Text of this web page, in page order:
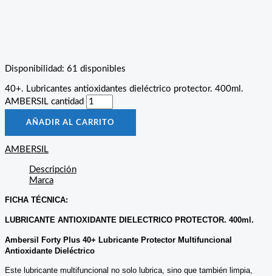
Disponibilidad: 61 disponibles
40+. Lubricantes antioxidantes dieléctrico protector. 400ml.
AMBERSIL cantidad
AÑADIR AL CARRITO
AMBERSIL
Descripción
Marca
FICHA TÉCNICA:
LUBRICANTE ANTIOXIDANTE DIELECTRICO PROTECTOR. 400ml.
Ambersil Forty Plus 40+ Lubricante Protector Multifuncional
Antioxidante Dieléctrico
Este lubricante multifuncional no solo lubrica, sino que también limpia,